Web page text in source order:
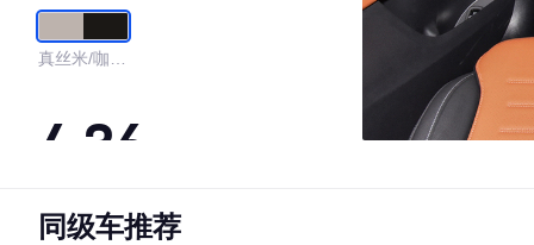
真丝米/咖啡
4.36
·外观表现较为优秀，优于84%同级车
同级车推荐